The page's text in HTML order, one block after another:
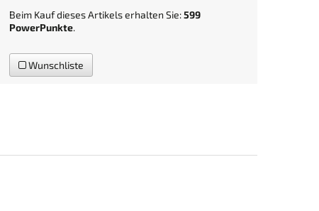
Beim Kauf dieses Artikels erhalten Sie:599
PowerPunkte.
Wunschliste